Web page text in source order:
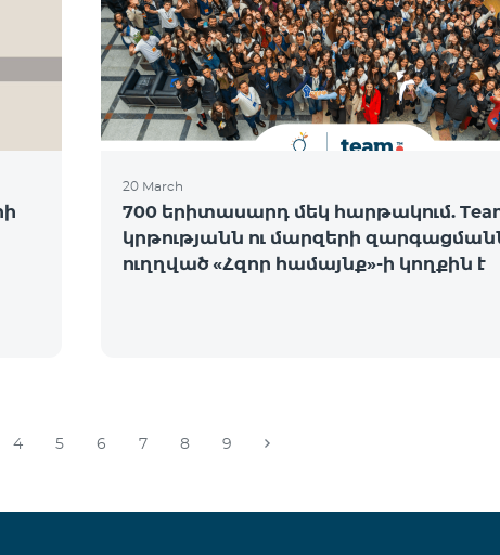
20 March
700 երիտասարդ մեկ հարթակում.
կրթությանն ու մարզերի
ուղղված «Հզոր համայնք»-ի կողքին է
4 5 6 7 8 9